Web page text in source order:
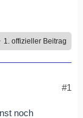
1. offizieller Beitrag
#1
noch